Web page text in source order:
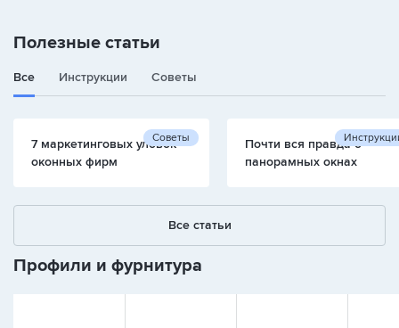
Полезные статьи
Все Инструкции Советы
Советы
7 маркетинговых уловок
оконных фирм
Почти вся правда о
панорамных окнах
Все статьи
Профили и фурнитура